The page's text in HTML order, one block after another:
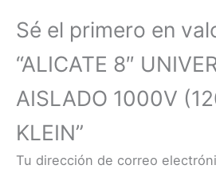
Sé el primero en
“ALICATE 8″
AISLADO 1000V
KLEIN”
Tu dirección de correo